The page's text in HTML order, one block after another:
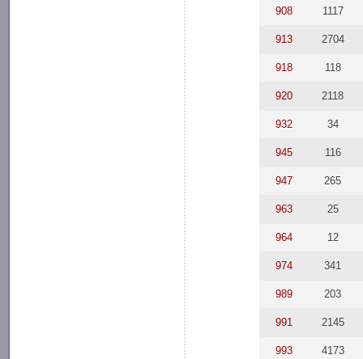
908 1117
913 2704
918 118
920 2118
932 34
945 116
947 265
963 25
964 12
974 341
989 203
991 2145
993 4173